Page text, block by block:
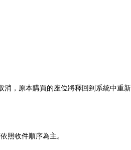
，原本購買的座位將釋回到系統中重新
照收件順序為主。